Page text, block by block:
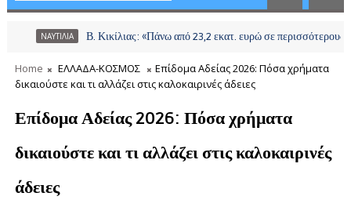
Β. Κικίλιας: «Πάνω από 23,2 εκατ. ευρώ σε περισσότερους από
Home ΕΛΛΑΔΑ-ΚΟΣΜΟΣ
Επίδομα Αδείας 2026: Πόσα χρήματα
δικαιούστε και τι αλλάζει στις καλοκαιρινές άδειες
Επίδομα Αδείας 2026: Πόσα χρήματα
δικαιούστε και τι αλλάζει στις καλοκαιρινές
άδειες